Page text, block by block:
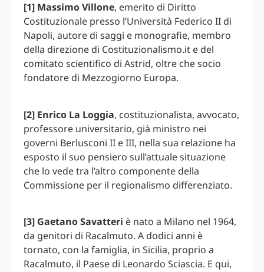
[1] Massimo Villone, emerito di Diritto
Costituzionale presso l’Università Federico II di
Napoli, autore di saggi e monografie, membro
della direzione di Costituzionalismo.it e del
comitato scientifico di Astrid, oltre che socio
fondatore di Mezzogiorno Europa.
[2] Enrico La Loggia, costituzionalista, avvocato,
professore universitario, già ministro nei
governi Berlusconi II e III, nella sua relazione ha
esposto il suo pensiero sull’attuale situazione
che lo vede tra l’altro componente della
Commissione per il regionalismo differenziato.
[3] Gaetano Savatteri è nato a Milano nel 1964,
da genitori di Racalmuto. A dodici anni è
tornato, con la famiglia, in Sicilia, proprio a
Racalmuto, il Paese di Leonardo Sciascia. E qui,